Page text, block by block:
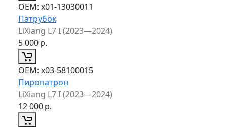
ОЕМ: x01-13030011
Патрубок
LiXiang L7 I (2023—2024)
5 000р.
ОЕМ: x03-58100015
Пиропатрон
LiXiang L7 I (2023—2024)
12 000р.